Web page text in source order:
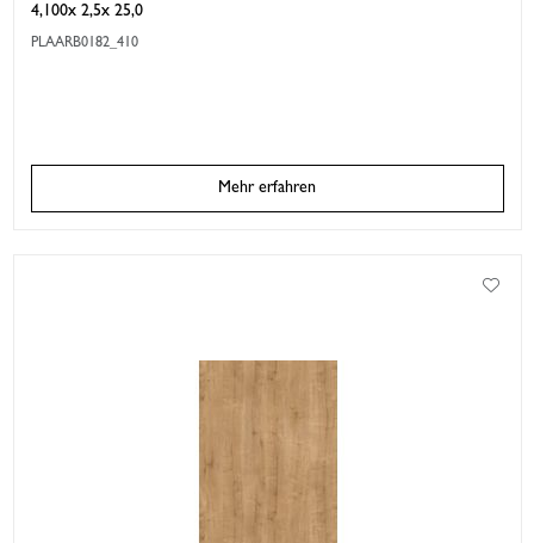
4,100x 2,5x 25,0
PLAARB0182_410
Mehr erfahren